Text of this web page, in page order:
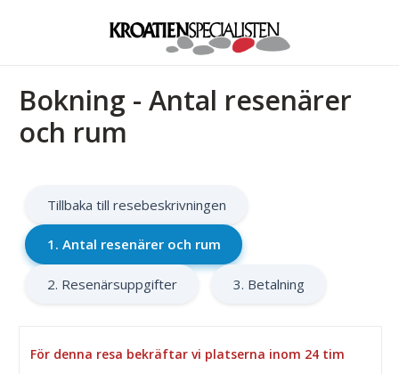
Bokning - Antal resenärer
och rum
Tillbaka till resebeskrivningen
1. Antal resenärer och rum
2. Resenärsuppgifter 3. Betalning
För denna resa bekräftar vi platserna inom 24 tim